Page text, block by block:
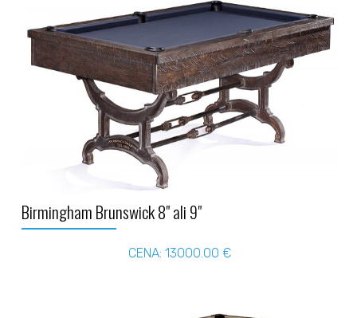
Birmingham Brunswick 8" ali 9"
CENA: 13000.00 €